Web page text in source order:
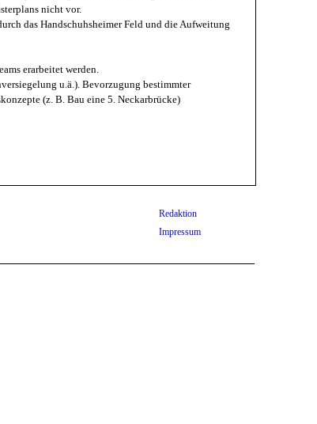
nicht vor.
das Handschuhsheimer Feld und die Aufweitung
erarbeitet werden.
u.ä.). Bevorzugung bestimmter
(z. B. Bau eine 5. Neckarbrücke)
Redaktion
Impressum